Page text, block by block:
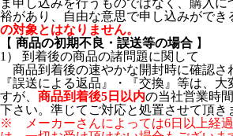
ま申し込みを行うものではなく、購入に
裕があり、自由な意思で申し込みができ
の対象とはなりません。
【 商品の初期不良・誤送等の場合 】
1） 到着後の商品の諸問題に関して
商品到着後の速やかな開封時に確認さ
『誤送による返品』・『交換』等は、大
すが、 商品到着後5日以内の当社営業時
下さい。準じてご対応と処置させて頂き
※ メーカーさんによっては6日以上経過